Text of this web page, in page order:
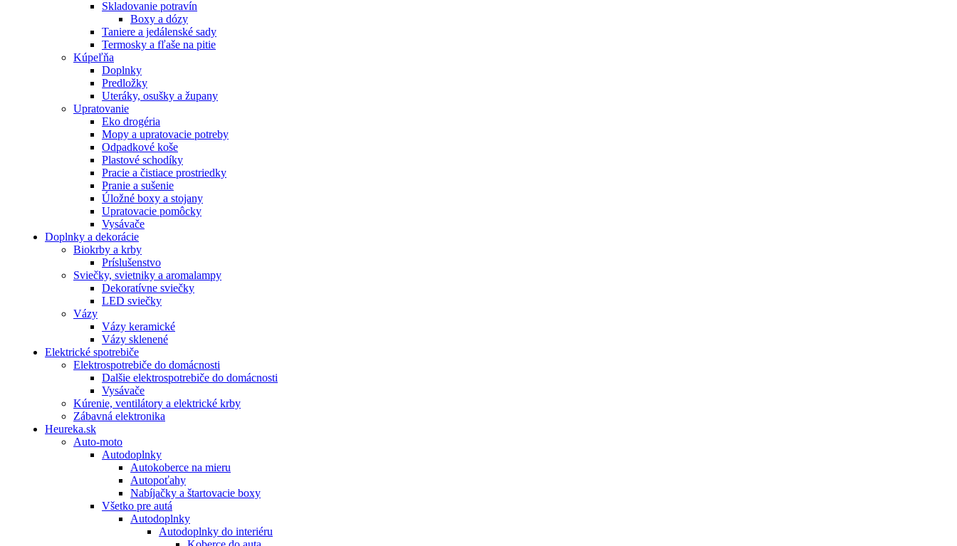
Skladovanie potravín
Boxy a dózy
Taniere a jedálenské sady
Termosky a fľaše na pitie
Kúpeľňa
Doplnky
Predložky
Uteráky, osušky a župany
Upratovanie
Eko drogéria
Mopy a upratovacie potreby
Odpadkové koše
Plastové schodíky
Pracie a čistiace prostriedky
Pranie a sušenie
Úložné boxy a stojany
Upratovacie pomôcky
Vysávače
Doplnky a dekorácie
Biokrby a krby
Príslušenstvo
Sviečky, svietniky a aromalampy
Dekoratívne sviečky
LED sviečky
Vázy
Vázy keramické
Vázy sklenené
Elektrické spotrebiče
Elektrospotrebiče do domácnosti
Dalšie elektrospotrebiče do domácnosti
Vysávače
Kúrenie, ventilátory a elektrické krby
Zábavná elektronika
Heureka.sk
Auto-moto
Autodoplnky
Autokoberce na mieru
Autopoťahy
Nabíjačky a štartovacie boxy
Všetko pre autá
Autodoplnky
Autodoplnky do interiéru